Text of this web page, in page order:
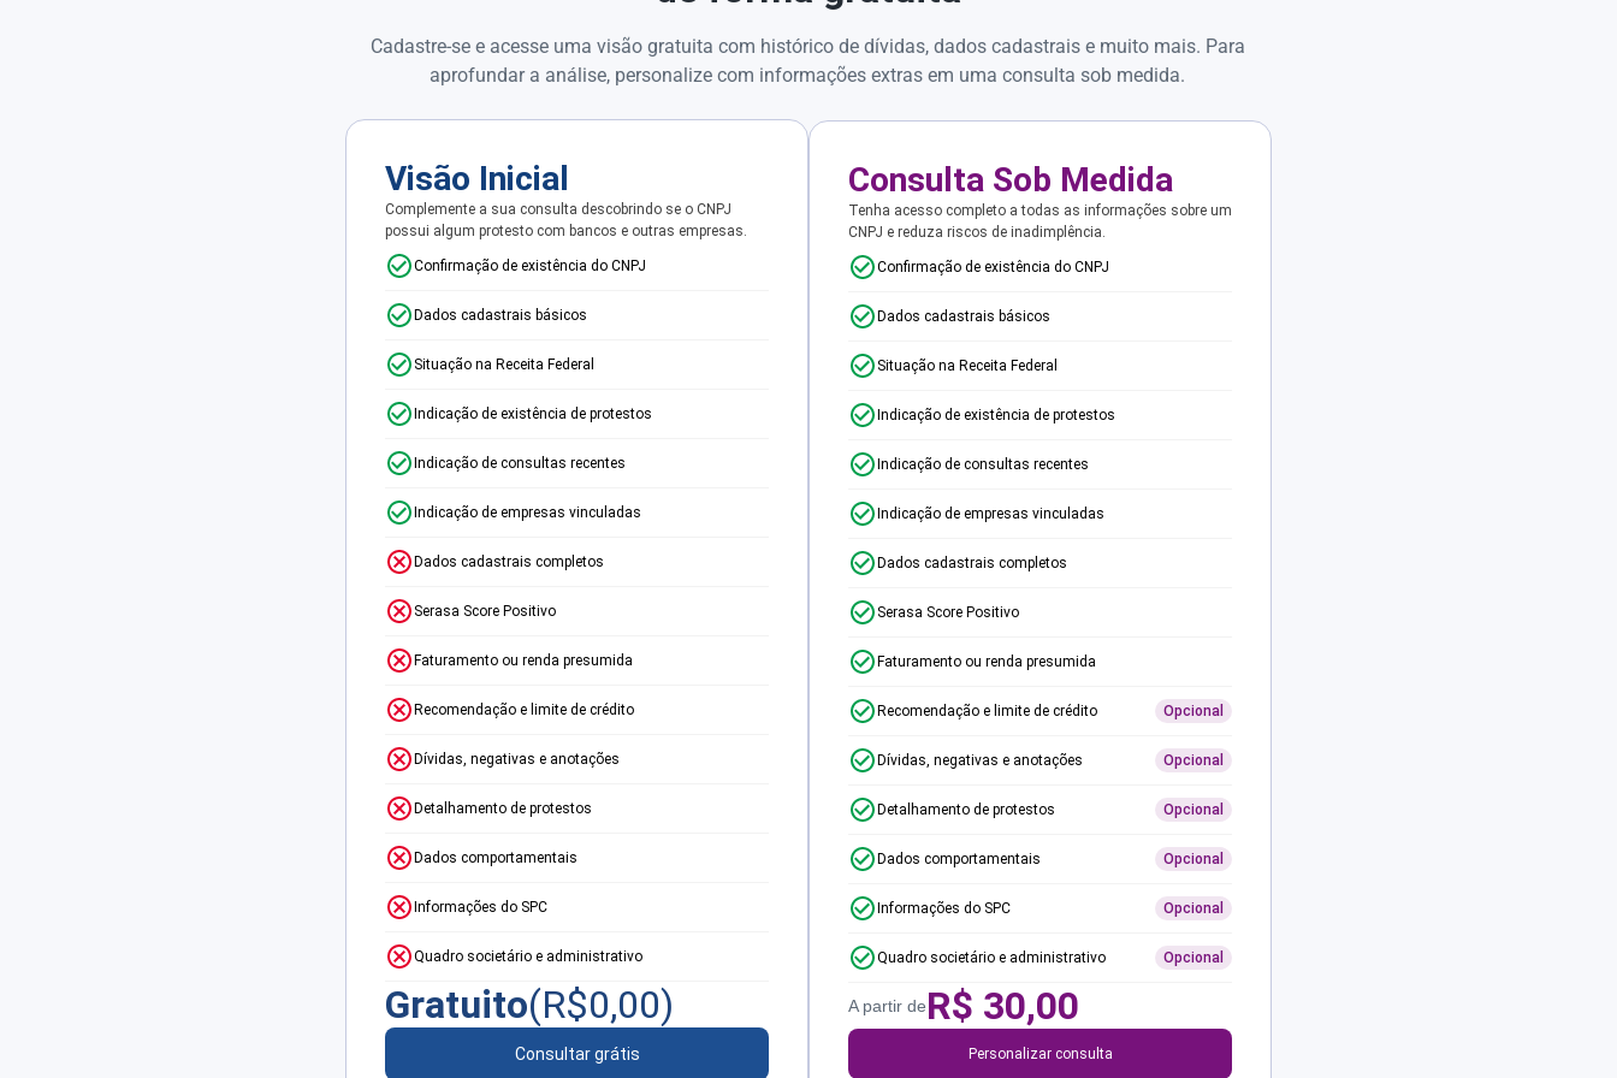
Cadastre-se e acesse uma visão gratuita com histórico de dívidas, dados cadastrais e muito mais. Para
aprofundar a análise, personalize com informações extras em uma consulta sob medida.
Visão Inicial
Complemente a sua consulta descobrindo se o CNPJ
possui algum protesto com bancos e outras empresas.
Confirmação de existência do CNPJ
Dados cadastrais básicos
Situação na Receita Federal
Indicação de existência de protestos
Indicação de consultas recentes
Indicação de empresas vinculadas
Dados cadastrais completos
Serasa Score Positivo
Faturamento ou renda presumida
Recomendação e limite de crédito
Dívidas, negativas e anotações
Detalhamento de protestos
Dados comportamentais
Informações do SPC
Quadro societário e administrativo
Gratuito(R$0,00)
Consultar grátis
Consulta Sob Medida
Tenha acesso completo a todas as informações sobre um
CNPJ e reduza riscos de inadimplência.
Confirmação de existência do CNPJ
Dados cadastrais básicos
Situação na Receita Federal
Indicação de existência de protestos
Indicação de consultas recentes
Indicação de empresas vinculadas
Dados cadastrais completos
Serasa Score Positivo
Faturamento ou renda presumida
Recomendação e limite de crédito Opcional
Dívidas, negativas e anotações Opcional
Detalhamento de protestos Opcional
Dados comportamentais Opcional
Informações do SPC Opcional
Quadro societário e administrativo Opcional
A partir deR$ 30,00
Personalizar consulta